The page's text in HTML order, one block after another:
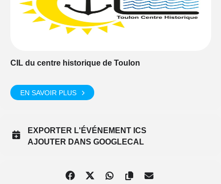
CIL du centre historique de Toulon
EN SAVOIR PLUS
EXPORTER L'ÉVÉNEMENT ICS
AJOUTER DANS GOOGLECAL